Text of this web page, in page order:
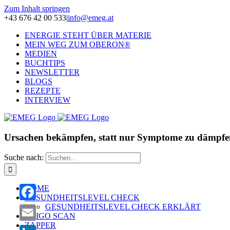
Zum Inhalt springen
+43 676 42 00 533|info@emeg.at
ENERGIE STEHT ÜBER MATERIE
MEIN WEG ZUM OBERON®
MEDIEN
BUCHTIPS
NEWSLETTER
BLOGS
REZEPTE
INTERVIEW
Ursachen bekämpfen, statt nur Symptome zu
Suche nach:
HOME
GESUNDHEITSLEVEL CHECK
GESUNDHEITSLEVEL CHECK ERKLÄRT
OLIGO SCAN
ZAPPER
Facebook